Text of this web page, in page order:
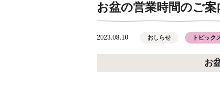
お盆の営業時間のご案
2023.08.10 おしらせ トピック
お